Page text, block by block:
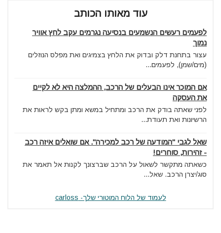
עוד מאותו הכותב
לפעמים רעשים הנשמעים בנסיעה נגרמים עקב לחץ אוויר
נמוך
עצור בתחנת דלק ובדוק את הלחץ בצמיגים ואת מפלס הנוזלים
(מים/שמן), לפעמים...
אם המוכר אינו הבעלים של הרכב, ההמלצה היא לא לקיים
את העסקה
לפני שאתה בודק את הרכב ומתחיל במשא ומתן בקש לראות את
הרשיונות ואת תעודת...
שאל לגבי "המודעה של רכב למכירה". אם שואלים איזה רכב
- זהירות, סוחרים!
כשאתה מתקשר לשאול על הרכב שברצונך לקנות אל תאמר את
סוג/יצרן הרכב. שאל...
לעמוד של הלוח המוטורי שלך- carloss